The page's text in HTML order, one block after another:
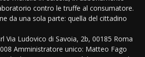
contro le truffe al consumatore.
da una sola parte: quella del cittadino
Via Ludovico di Savoia, 2b, 00185 Roma
Amministratore unico: Matteo Fago